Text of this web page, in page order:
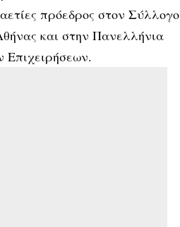
πρόεδρος στον Σύλλογο
και στην Πανελλήνια